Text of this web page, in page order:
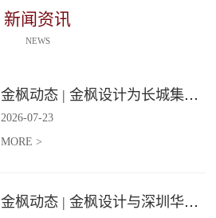
新闻资讯
NEWS
金枫动态 | 金枫设计为长城集团爱情广场打造汽车文化主题美食食集
2026-07-23
MORE >
金枫动态 | 金枫设计与深圳华强集团携手打造华强商业旗舰项目——宝安华强广场美食街区